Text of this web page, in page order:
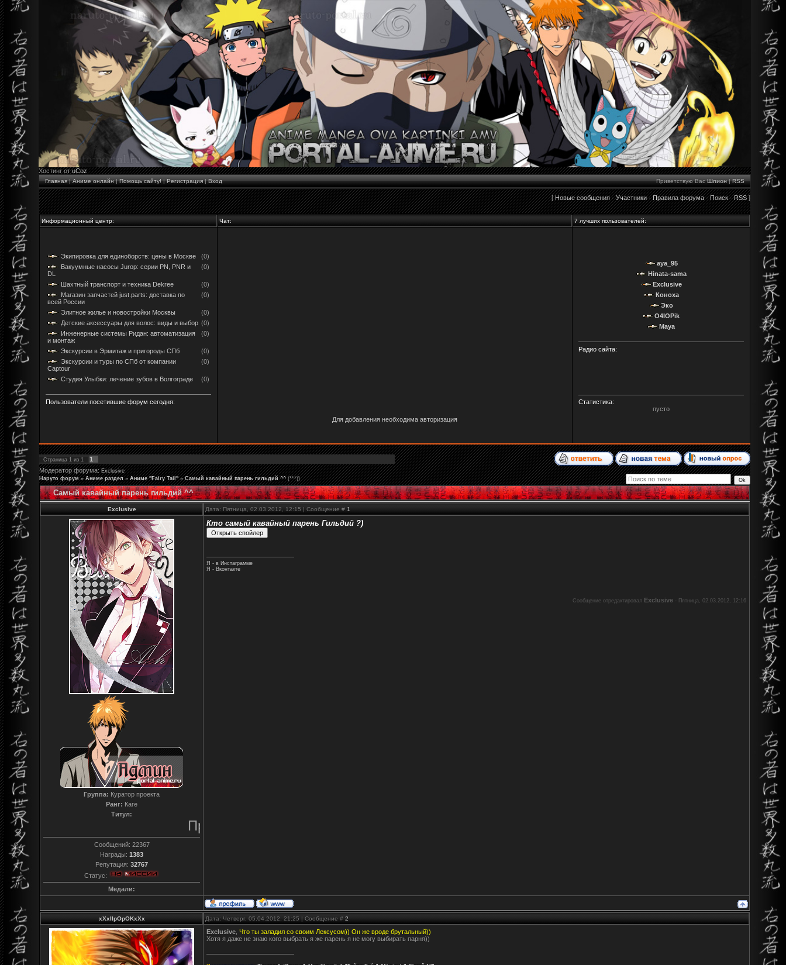
Хостинг отuCoz
Главная|Аниме онлайн|Помощь сайту!|Регистрация|Вход Приветствую Вас Шпион|RSS
[Новые сообщения·Участники·Правила форума·Поиск·RSS]
Информационный центр: Чат: 7 лучших пользователей:
Экипировка для единоборств: цены в Москве
(0)
Вакуумные насосы Jurop: серии PN, PNR и
DL
(0)
Шахтный транспорт и техника Dekree
(0)
Магазин запчастей just.parts: доставка по
всей России
(0)
Элитное жилье и новостройки Москвы
(0)
Детские аксессуары для волос: виды и выбор (0)
Инженерные системы Ридан: автоматизация
и монтаж
(0)
Экскурсии в Эрмитаж и пригороды СПб
(0)
Экскурсии и туры по СПб от компании
Captour
(0)
Студия Улыбки: лечение зубов в Волгограде (0)
Пользователи посетившие форум сегодня:
Для добавления необходима авторизация
aya_95
Hinata-sama
Exclusive
Коноха
Эко
O4IOPik
Maya
Радио сайта:
Статистика:
пусто
Страница 1 из 1
1
Модератор форума:Exclusive
Наруто форум » Аниме раздел » Аниме "Fairy Tail" » Самый кавайный парень гильдий ^^ (***))
Самый кавайный парень гильдий ^^
Exclusive Дата: Пятница, 02.03.2012, 12:15 | Сообщение # 1
Группа: Куратор проекта
Ранг: Каге
Титул:
Преданный
Сообщений: 22367
Награды: 1383
Репутация: 32767
Статус:
Медали:
Кто самый кавайный парень Гильдий ?)
Я - в Инстаграмме
Я - Вконтакте
Сообщение отредактировал Exclusive - Пятница, 02.03.2012, 12:16
xXxIIpOpOKxXx Дата: Четверг, 05.04.2012, 21:25 | Сообщение # 2
Exclusive Что ты заладил со своим Лексусом)) Он же вроде брутальный))
Хотя я даже не знаю кого выбрать я же парень я не могу выбирать парня))